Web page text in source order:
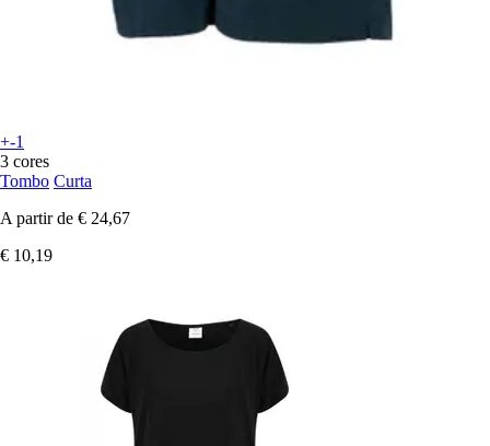
+-1
3 cores
Tombo Curta
A partir de € 24,67
€ 10,19